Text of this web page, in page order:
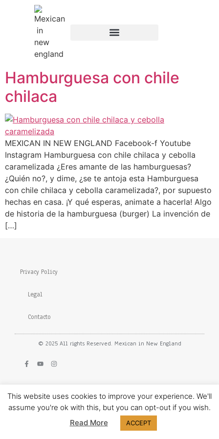
Hamburguesa con chile
chilaca
MEXICAN IN NEW ENGLAND Facebook-f Youtube
Instagram Hamburguesa con chile chilaca y cebolla
caramelizada ¿Eres amante de las hamburguesas?
¿Quién no?, y dime, ¿se te antoja esta Hamburguesa
con chile chilaca y cebolla caramelizada?, por supuesto
hechas en casa. ¡Y qué esperas, animate a hacerla! Algo
de historia de la hamburguesa (burger) La invención de
[…]
Privacy Policy
Legal
Contacto
© 2025 All rights Reserved. Mexican in New England
This website uses cookies to improve your experience. We'll
assume you're ok with this, but you can opt-out if you wish.
Read More
ACCEPT